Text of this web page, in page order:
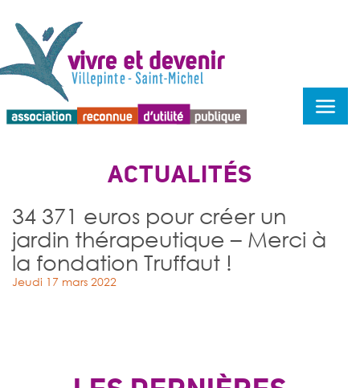
ACTUALITÉS
34 371 euros pour créer un
jardin thérapeutique – Merci à
la fondation Truffaut !
Jeudi 17 mars 2022